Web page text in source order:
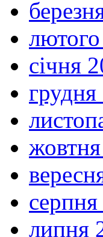
січня
липня